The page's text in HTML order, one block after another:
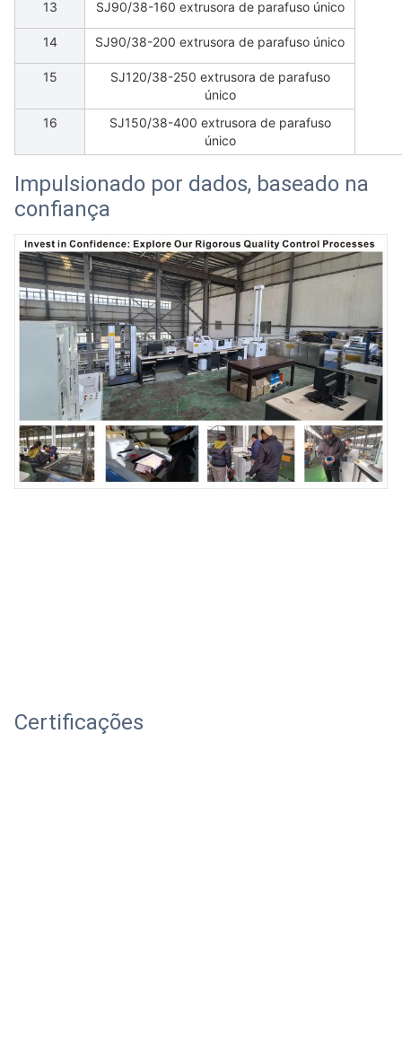
13 SJ90/38-160 extrusora de parafuso único
14 SJ90/38-200 extrusora de parafuso único
15
SJ120/38-250 extrusora de parafuso
único
16
SJ150/38-400 extrusora de parafuso
único
Impulsionado por dados, baseado na
confiança
Certificações